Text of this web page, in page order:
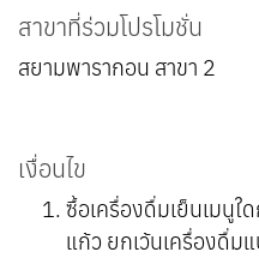
สาขาที่ร่วมโปรโมชั่น
สยามพารากอน สาขา 2
เงื่อนไข
ซื้อเครื่องดื่มเย็นเมนูใ
แก้ว ยกเว้นเครื่องดื่ม